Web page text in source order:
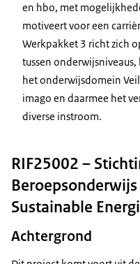
en hbo, met
motiveert voor een
Werkpakket 3 richt zich
tussen
het onderwijsdomein
imago en daarmee het
diverse instroom.
RIF25002 –
Sustainable
Achtergrond